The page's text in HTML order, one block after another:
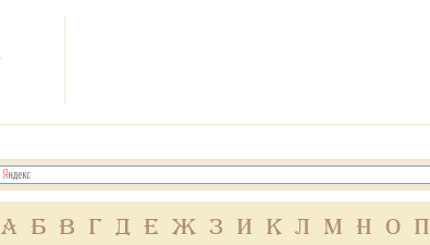
А Б В Г Д Е Ж З И К Л М Н О П